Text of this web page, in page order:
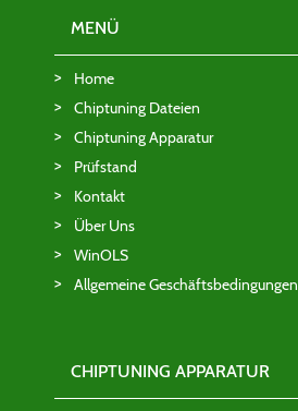
MENÜ
Home
Chiptuning Dateien
Chiptuning Apparatur
Prüfstand
Kontakt
Über Uns
WinOLS
Allgemeine Geschäftsbedingungen
CHIPTUNING APPARATUR